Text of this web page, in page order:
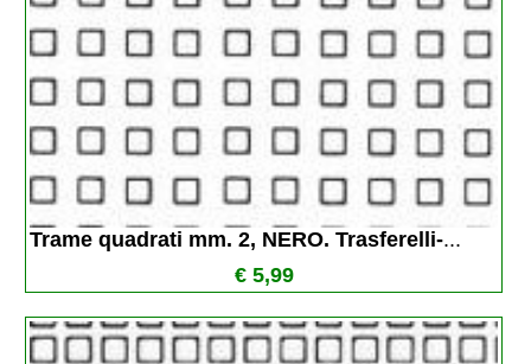
Trame quadrati mm. 2, NERO. Trasferelli-...
€ 5,99